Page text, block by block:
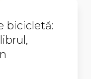
bicicletă: